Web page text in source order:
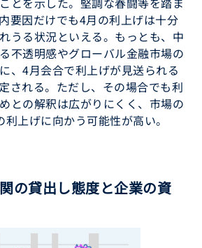
要因だけでも4月の利上げは十分
うる状況といえる。もっとも、中
不透明感やグローバル金融市場の
、4月会合で利上げが見送られる
される。ただし、その場合でも利
との解釈は広がりにくく、市場の
利上げに向かう可能性が高い。
の貸出し態度と企業の資